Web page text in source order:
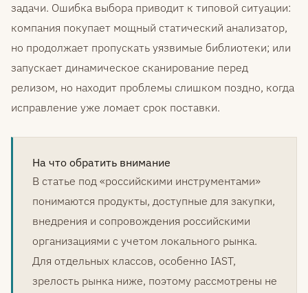
задачи. Ошибка выбора приводит к типовой ситуации:
компания покупает мощный статический анализатор,
но продолжает пропускать уязвимые библиотеки; или
запускает динамическое сканирование перед
релизом, но находит проблемы слишком поздно, когда
исправление уже ломает срок поставки.
На что обратить внимание
В статье под «российскими инструментами»
понимаются продукты, доступные для закупки,
внедрения и сопровождения российскими
организациями с учетом локального рынка.
Для отдельных классов, особенно IAST,
зрелость рынка ниже, поэтому рассмотрены не